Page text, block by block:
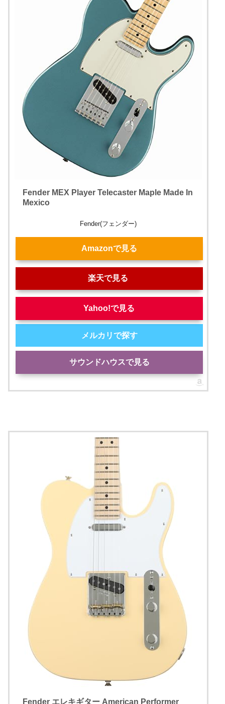
Fender MEX Player Telecaster Maple Made In
Mexico
Fender(フェンダー)
Amazonで見る
楽天で見る
Yahoo!で見る
メルカリで探す
サウンドハウスで見る
Fender エレキギター American Performer